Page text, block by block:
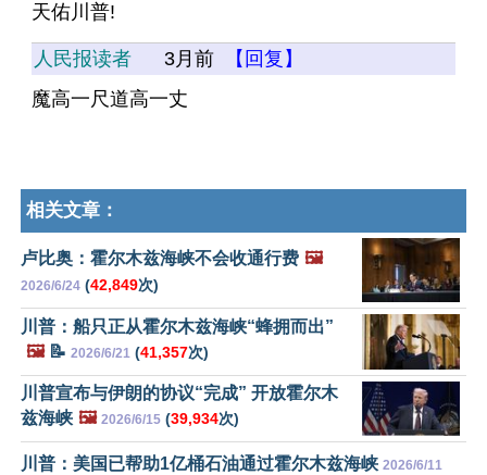
天佑川普!
人民报读者 3月前
【回复】
魔高一尺道高一丈
相关文章：
卢比奥：霍尔木兹海峡不会收通行费 🖼️
2026/6/24 (42,849次)
川普：船只正从霍尔木兹海峡“蜂拥而出”
🖼️📝 2026/6/21 (41,357次)
川普宣布与伊朗的协议“完成” 开放霍尔木
兹海峡 🖼️ 2026/6/15 (39,934次)
川普：美国已帮助1亿桶石油通过霍尔木兹海峡 2026/6/11